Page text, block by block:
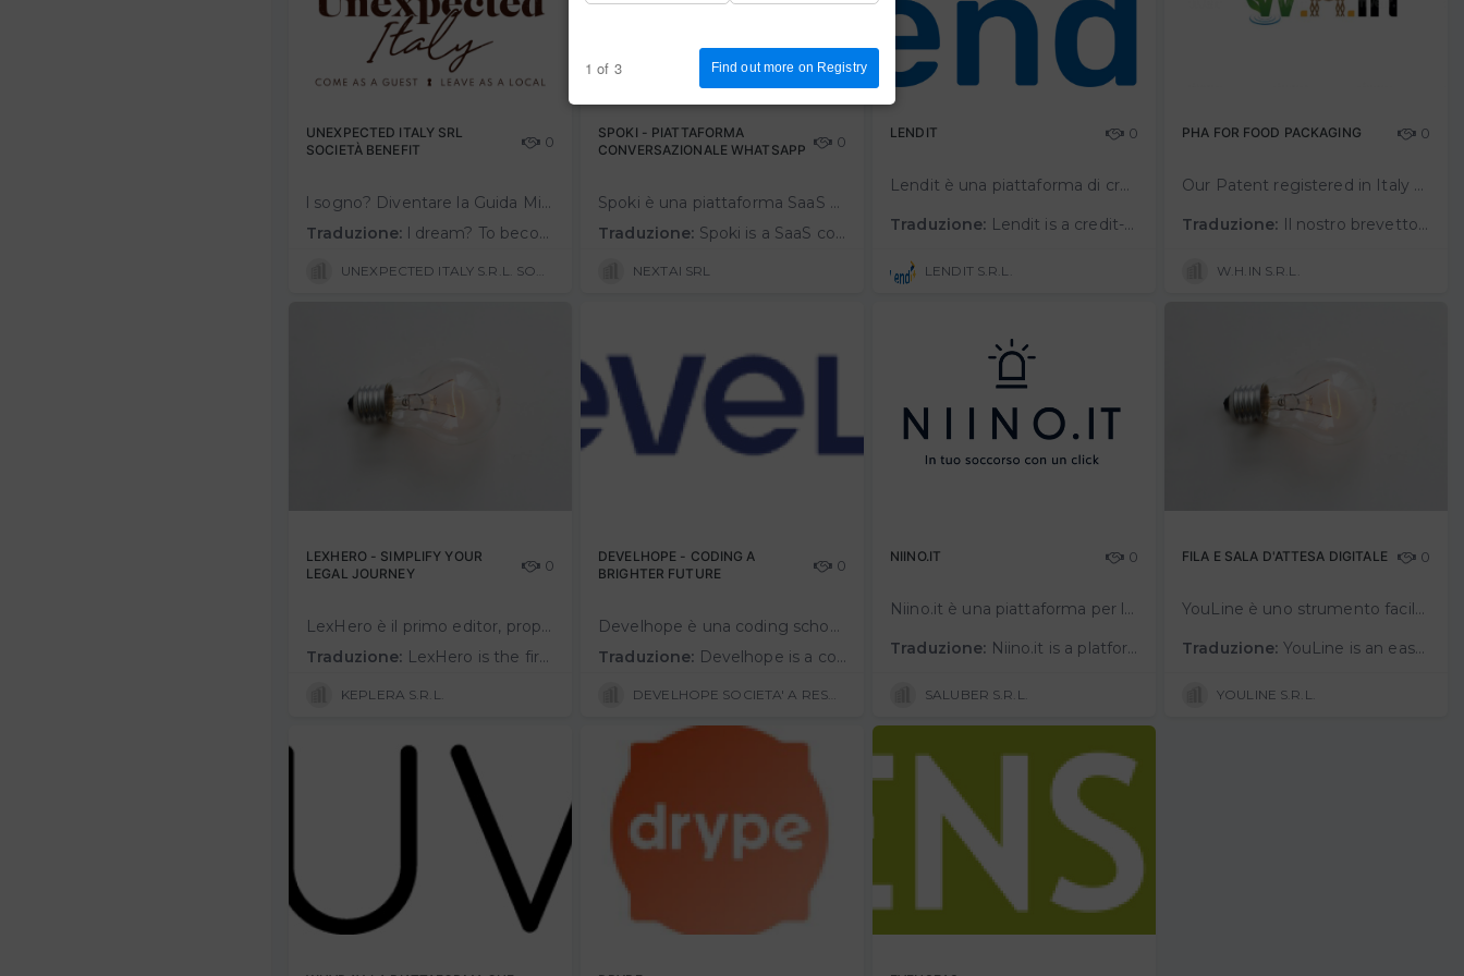
UNEXPECTED ITALY SRL
SOCIETÀ BENEFIT
0
l sogno? Diventare la Guida Michelin dell’Autenticità italiana per tutelare, supportare e promuovere l’Italia più vera ed autentica. Come? Mettendo asistema il passaparola locale e rendendolo accessibile a viaggiatori internazion…
Traduzione: l dream? To become the Michelin Guide to Italian Authenticity to protect, support and promote the truest and most authentic Italy. How?system the local word of mouth and making it accessible to international and independent travelers l…
UNEXPECTED ITALY S.R.L. SOCIETA' BENEFIT
SPOKI - PIATTAFORMA
CONVERSAZIONALE WHATSAPP
0
Spoki è una piattaforma SaaS di messaggistica conversazionale, che consente alle aziende di coinvolgere i propri clienti sfruttando la potenza comunicativa di WhatsApp.Tramite Spoki è possibile seguire i propri clienti durante tutta …
Traduzione: Spoki is a SaaS conversational messaging platform that enables companies to engage their customers by harnessing the communicative power of WhatsApp.Through Spoki you can follow your customers throughout the entire customer journey: ma…
NEXTAI SRL
LENDIT 0
Lendit è una piattaforma di credit-sharing dove imprese e professionisti possono prestare e richiedere liquidità in modo semplice, veloce e su misura. In particolare, Lendit fornisce una piattaforma web per fare incontrare le richies…
Traduzione: Lendit is a credit-sharing platform where businesses and professionals can lend and apply for liquidity easily, quickly, and on a customized basis. Specifically, Lendit provides a web platform to matchbusiness loan applications with co…
LENDIT S.R.L.
PHA FOR FOOD PACKAGING 0
Our Patent registered in Italy and PCT submitted is dedicated to a new PHA.Made from a vegetable not expenses and produced with a chepest process. We use a vegetable that is dangerous for rivers and our PHA doesn't tranfesr toxic subst…
Traduzione: Il nostro brevetto registrato in Italia e presentato al PCT è dedicato a un nuovo PHA.Ricavato da un vegetale che non ha spese e prodotto con un processo ecologico. Utilizziamo un vegetale che è pericoloso per i fiumi e il nostro PHA…
W.H.IN S.R.L.
LEXHERO - SIMPLIFY YOUR
LEGAL JOURNEY
0
LexHero è il primo editor, proposto come SAAS, per la redazione, l'archiviazione e la firma digitale di documenti giuridici. LexHero si rivolge sia ai professionisti che alle imprese grazie alle sue numerose funzionalità in grado di …
Traduzione: LexHero is the first editor, offered as a SAAS, for drafting, archiving and digitally signing legal documents. LexHero is aimed at both professionals and businesses due to its many features that can support entrepreneurs in managing co…
KEPLERA S.R.L.
DEVELHOPE - CODING A
BRIGHTER FUTURE
0
Develhope è una coding school nata a Palermo nel 2019 con l'obiettivo di combattere la disoccupazione giovanile tramite l'insegnamento del coding. L’azienda oggi conta più di 1200 studenti iscritti in tutta Italia e ha un netw…
Traduzione: Develhope is a coding school founded in Palermo in 2019 with the goal of combating youth unemployment through the teaching of coding. The company today has more than 1,200 students enrolled throughout Italy and has a network of more th…
DEVELHOPE SOCIETA' A RESPONSABILITA' LIMITATA
NIINO.IT 0
Niino.it è una piattaforma per la ricerca e l’accesso a servizi di carattere sanitario afferenti, in particolare, al trasporto e alla logistica sanitaria. Tale soluzione permette, da un lato, a pazienti ed ai c.d. caregiver di ri…
Traduzione: Niino.it is a platform for searching and accessing health-related services pertaining, in particular, to health transportation and logistics. This solution allows, on the one hand, patients and caregivers to search and request health t…
SALUBER S.R.L.
FILA E SALA D'ATTESA DIGITALE 0
YouLine è uno strumento facile da usare e innovativo che consente di gestire digitalmente file o sale d’attesa. All'utente basta inquadrare un QR code. Mentre l'operatore deve semplicemente aprire un link e far scorrere la fila…
Traduzione: YouLine is an easy-to-use and innovative tool for digitally managing files or waiting rooms. The user simply frames a QR code . While the operator simply needs to open a link and scroll through the queue with a button.No registration i…
YOULINE S.R.L.
1 of 3 Find out more on Registry